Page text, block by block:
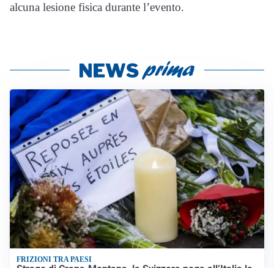
alcuna lesione fisica durante l’evento.
FRIZIONI TRA PAESI